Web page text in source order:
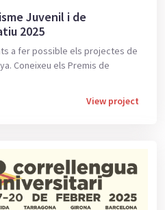
Juvenil i de
2025
a fer possible els projectes de
Coneixeu els Premis de
View project